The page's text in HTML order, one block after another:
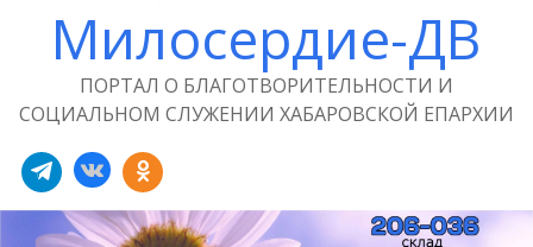
Милосердие-ДВ
ПОРТАЛ О БЛАГОТВОРИТЕЛЬНОСТИ И
СОЦИАЛЬНОМ СЛУЖЕНИИ ХАБАРОВСКОЙ ЕПАРХИИ